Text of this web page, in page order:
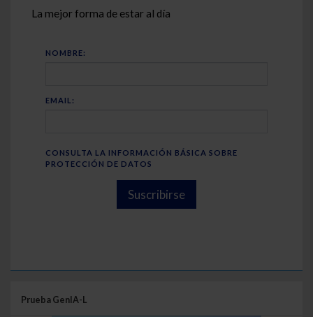
La mejor forma de estar al día
NOMBRE:
EMAIL:
CONSULTA LA INFORMACIÓN BÁSICA SOBRE
PROTECCIÓN DE DATOS
Suscribirse
Prueba GenIA-L